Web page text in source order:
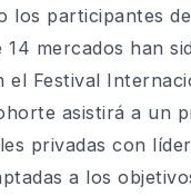
los participantes
14 mercados han
Festival
asistirá a un
privadas con
a los